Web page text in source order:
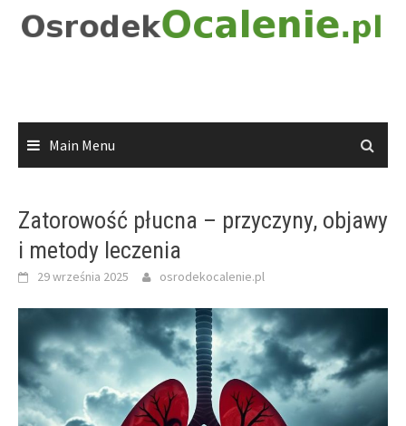
Main Menu
Zatorowość płucna – przyczyny, objawy
i metody leczenia
29 września 2025 osrodekocalenie.pl